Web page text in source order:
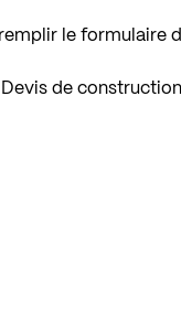
le formulaire
de